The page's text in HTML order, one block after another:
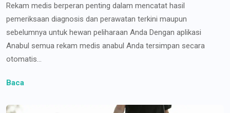
Rekam medis berperan penting dalam mencatat hasil
pemeriksaan diagnosis dan perawatan terkini maupun
sebelumnya untuk hewan peliharaan Anda Dengan aplikasi
Anabul semua rekam medis anabul Anda tersimpan secara
otomatis...
Baca